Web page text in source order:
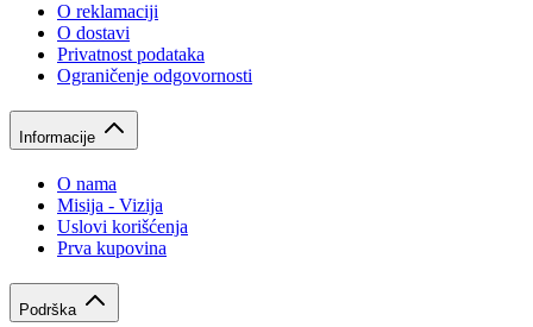
O reklamaciji
O dostavi
Privatnost podataka
Ograničenje odgovornosti
Informacije
O nama
Misija - Vizija
Uslovi korišćenja
Prva kupovina
Podrška